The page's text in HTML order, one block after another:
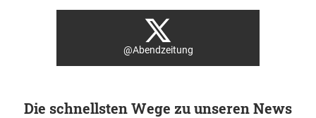
@Abendzeitung
Die schnellsten Wege zu unseren News